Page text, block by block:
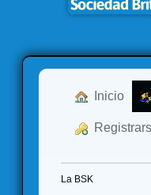
Inicio
La BSK